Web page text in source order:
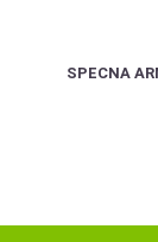
SPECNA